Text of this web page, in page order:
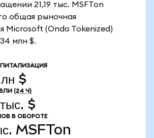
21,19 тыс. MSFTon
общая рыночная
Microsoft (Ondo Tokenized)
млн $.
$
(24 Ч)
$
В ОБОРОТЕ
MSFTon